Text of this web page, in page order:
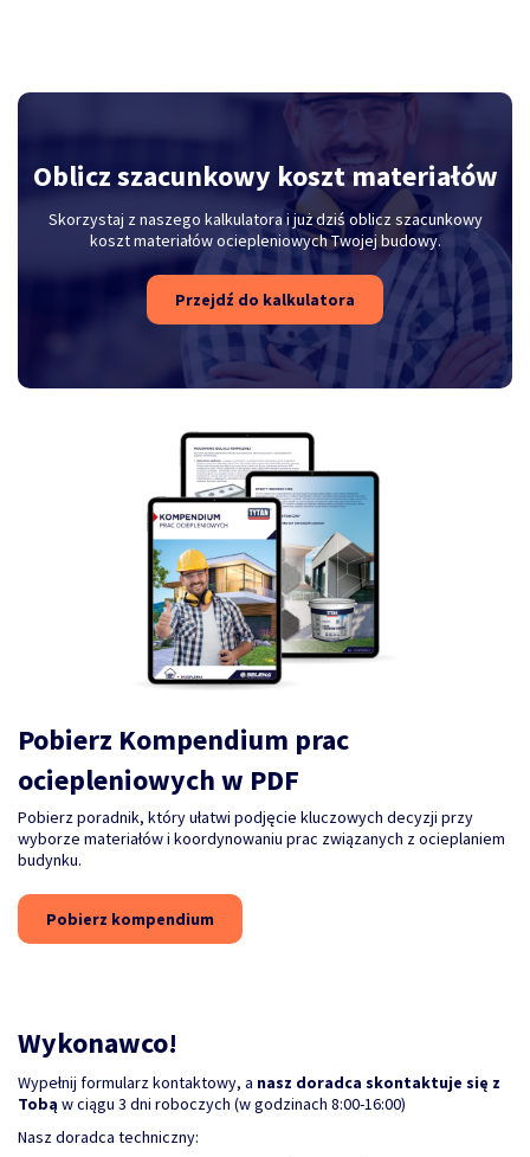
Oblicz szacunkowy koszt materiałów
Skorzystaj z naszego kalkulatora i już dziś oblicz szacunkowy
koszt materiałów ociepleniowych Twojej budowy.
Przejdź do kalkulatora
Pobierz Kompendium prac
ociepleniowych w PDF
Pobierz poradnik, który ułatwi podjęcie kluczowych decyzji przy
wyborze materiałów i koordynowaniu prac związanych z ocieplaniem
budynku.
Pobierz kompendium
Wykonawco!
Wypełnij formularz kontaktowy, a nasz doradca skontaktuje się z
Tobą w ciągu 3 dni roboczych (w godzinach 8:00-16:00)
Nasz doradca techniczny: